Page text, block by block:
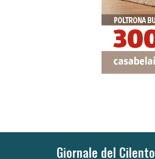
Giornale del Cilento